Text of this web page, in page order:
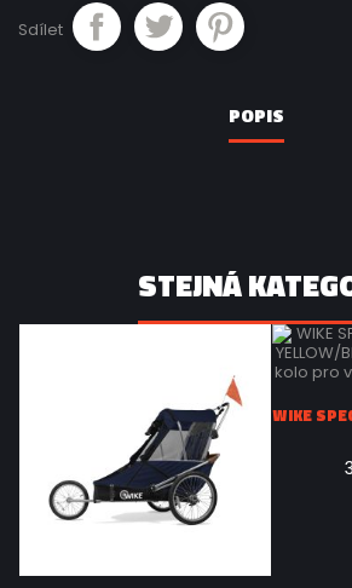
Sdílet
POPIS
STEJNÁ
WIKE